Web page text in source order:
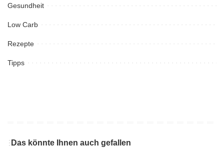
Gesundheit
Low Carb
Rezepte
Tipps
Das könnte Ihnen auch gefallen